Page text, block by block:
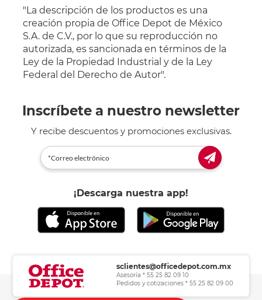
"La descripción de los productos es una
creación propia de Office Depot de México
S.A. de C.V., por lo que su reproducción no
autorizada, es sancionada en términos de la
Ley de la Propiedad Industrial y de la Ley
Federal del Derecho de Autor".
Inscríbete a nuestro newsletter
Y recibe descuentos y promociones exclusivas.
¡Descarga nuestra app!
sclientes@officedepot.com.mx
Asesoría * 55 25 82 09 10
Pedidos y cotizaciones * 55 25 82 09 00